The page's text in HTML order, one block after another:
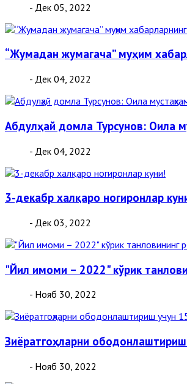
- Дек 05, 2022
“Жумадан жумагача” муҳим
- Дек 04, 2022
Абдулҳай домла Турсунов: Оила
- Дек 04, 2022
3-декабр халқаро ногиронлар
- Дек 03, 2022
"Йил имоми – 2022" кўрик
- Нояб 30, 2022
Зиёратгоҳларни
- Нояб 30, 2022